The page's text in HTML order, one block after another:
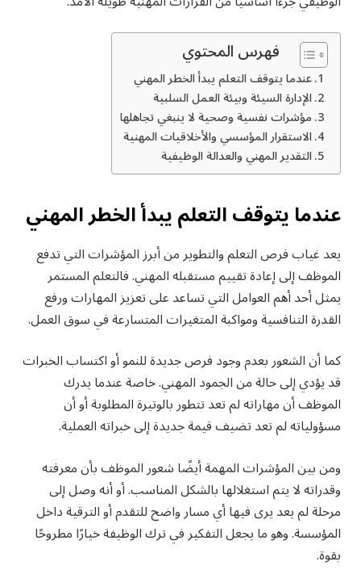
فهرس المحتوي
عندما يتوقف التعلم يبدأ الخطر المهني
الإدارة السيئة وبيئة العمل السلبية
مؤشرات نفسية وصحية لا ينبغي تجاهلها
الاستقرار المؤسسي والأخلاقيات المهنية
التقدير المهني والعدالة الوظيفية
عندما يتوقف التعلم يبدأ الخطر المهني
يعد غياب فرص التعلم والتطوير من أبرز المؤشرات التي تدفع
الموظف إلى إعادة تقييم مستقبله المهني. فالتعلم المستمر
يمثل أحد أهم العوامل التي تساعد على تعزيز المهارات ورفع
القدرة التنافسية ومواكبة المتغيرات المتسارعة في سوق العمل.
كما أن الشعور بعدم وجود فرص جديدة للنمو أو اكتساب الخبرات
قد يؤدي إلى حالة من الجمود المهني. خاصة عندما يدرك
الموظف أن مهاراته لم تعد تتطور بالوتيرة المطلوبة أو أن
مسؤولياته لم تعد تضيف قيمة جديدة إلى خبراته العملية.
ومن بين المؤشرات المهمة أيضًا شعور الموظف بأن معرفته
وقدراته لا يتم استغلالها بالشكل المناسب. أو أنه وصل إلى
مرحلة لم يعد يرى فيها أي مسار واضح للتقدم أو الترقية داخل
المؤسسة. وهو ما يجعل التفكير في ترك الوظيفة خيارًا مطروحًا
بقوة.